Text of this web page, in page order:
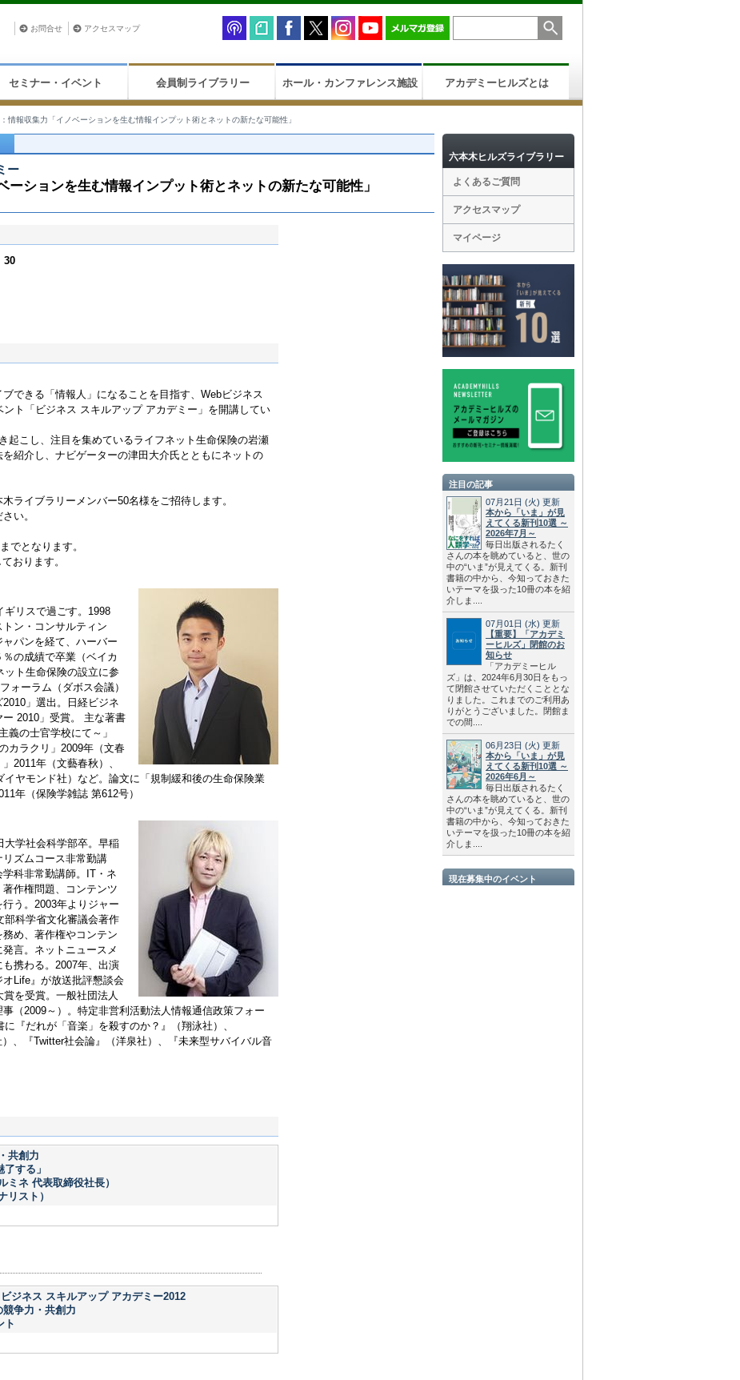
お問合せ アクセスマップ
セミナー・イベント 会員制ライブラリー ホール・カンファレンス施設 アカデミーヒルズとは
情報収集力「イノベーションを生む情報インプット術とネットの新たな可能性」
ー
ーションを生む情報インプット術とネットの新たな可能性」
30
できる「情報人」になることを目指す、Webビジネス
ト「ビジネス スキルアップ アカデミー」を開講してい
起こし、注目を集めているライフネット生命保険の岩瀬
紹介し、ナビゲーターの津田大介氏とともにネットの
ライブラリーメンバー50名様をご招待します。
い。
でとなります。
おります。
ギリスで過ごす。1998
ン・コンサルティン
パンを経て、ハーバー
の成績で卒業（ベイカ
ット生命保険の設立に参
ォーラム（ダボス会議）
2010」選出。日経ビジネ
2010」受賞。 主な著書
義の士官学校にて～」
カラクリ」2009年（文春
2011年（文藝春秋）、
イヤモンド社）など。論文に「規制緩和後の生命保険業
年（保険学雑誌 第612号）
大学社会科学部卒。早稲
ズムコース非常勤講
科非常勤講師。IT・ネ
作権問題、コンテンツ
う。2003年よりジャー
部科学省文化審議会著作
め、著作権やコンテン
言。ネットニュースメ
携わる。2007年、出演
Life』が放送批評懇談会
を受賞。一般社団法人
（2009～）。特定非営利活動法人情報通信政策フォー
『だれが「音楽」を殺すのか？』（翔泳社）、
）、『Twitter社会論』（洋泉社）、『未来型サバイバル音
共創力
する」
ミネ 代表取締役社長）
リスト）
ジネス スキルアップ アカデミー2012
争力・共創力
ト
六本木ヒルズライブラリー
よくあるご質問
アクセスマップ
マイページ
注目の記事
07月21日 (火) 更新
本から「いま」が見
えてくる新刊10選 ～
2026年7月～
毎日出版されるたく
さんの本を眺めていると、世の
中の“いま”が見えてくる。新刊
書籍の中から、今知っておきた
いテーマを扱った10冊の本を紹
介しま....
07月01日 (水) 更新
【重要】「アカデミ
ーヒルズ」閉館のお
知らせ
「アカデミーヒル
ズ」は、2024年6月30日をもっ
て閉館させていただくこととな
りました。これまでのご利用あ
りがとうございました。閉館ま
での間....
06月23日 (火) 更新
本から「いま」が見
えてくる新刊10選 ～
2026年6月～
毎日出版されるたく
さんの本を眺めていると、世の
中の“いま”が見えてくる。新刊
書籍の中から、今知っておきた
いテーマを扱った10冊の本を紹
介しま....
現在募集中のイベント